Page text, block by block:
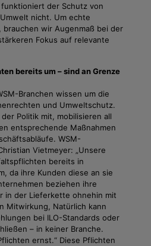
funktioniert der Schutz von
nicht. Um echte
wir Augenmaß bei der
Fokus auf relevante
bereits um – sind an Grenze
Branchen wissen um die
und Umweltschutz.
Politik mit, mobilisieren all
entsprechende Maßnahmen
WSM-
Vietmeyer: „Unsere
bereits in
da ihre Kunden diese an sie
beziehen ihre
in der Lieferkette ohnehin mit
Mitwirkung, Natürlich kann
bei ILO-Standards oder
– in keiner Branche.
ernst.“ Diese Pflichten